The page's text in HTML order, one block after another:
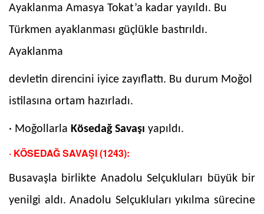
Ayaklanma Amasya Tokat’a kadar yayıldı. Bu
Türkmen ayaklanması güçlükle bastırıldı.
Ayaklanma
devletin direncini iyice zayıflattı. Bu durum Moğol
istilasına ortam hazırladı.
· Moğollarla Kösedağ Savaşı yapıldı.
· KÖSEDAĞ SAVAŞI (1243):
Busavaşla birlikte Anadolu Selçukluları büyük bir
yenilgi aldı. Anadolu Selçukluları yıkılma sürecine